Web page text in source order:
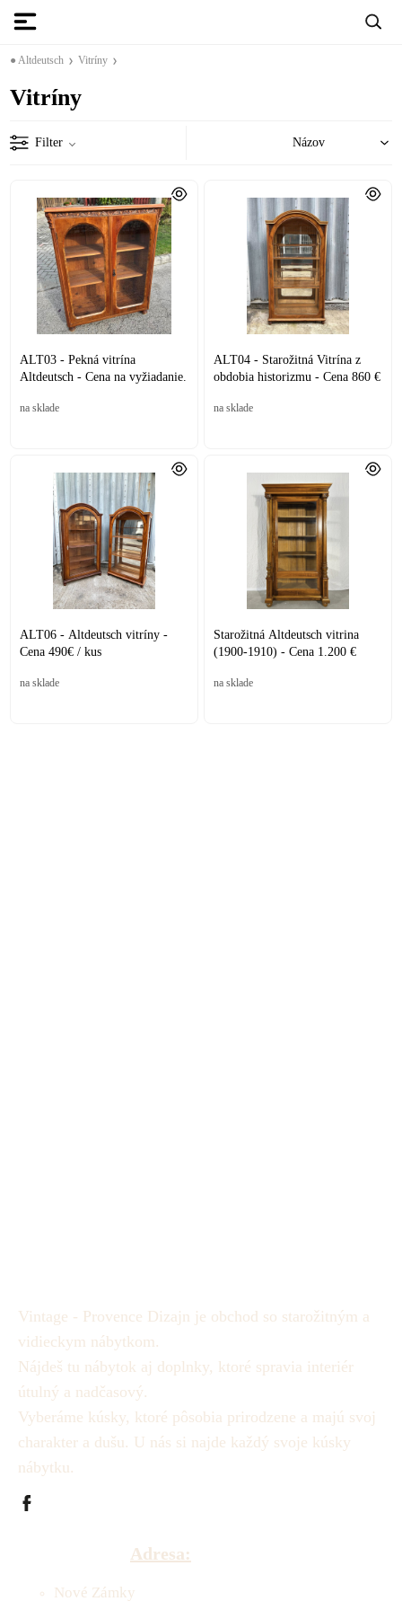
● Altdeutsch Vitríny
Vitríny
Filter
ALT03 - Pekná vitrína
Altdeutsch - Cena na vyžiadanie.
na sklade
ALT04 - Starožitná Vitrína z
obdobia historizmu - Cena 860 €
na sklade
ALT06 - Altdeutsch vitríny -
Cena 490€ / kus
na sklade
Starožitná Altdeutsch vitrina
(1900-1910) - Cena 1.200 €
na sklade
Vintage - Provence Dizajn je obchod so starožitným a
vidieckym nábytkom.
Nájdeš tu nábytok aj doplnky, ktoré spravia interiér
útulný a nadčasový.
Vyberáme kúsky, ktoré pôsobia prirodzene a majú svoj
charakter a dušu. U nás si najde každý svoje kúsky
nábytku.
Adresa:
Nové Zámky